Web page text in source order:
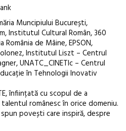
Muncipiului București,
Institutul Cultural Român, 360
de Mâine, EPSON,
Institutul Liszt – Centrul
UNATC_CINETIc – Centrul
în Tehnologii Inovativ
înființată cu scopul de a
românesc în orice domeniu.
povești care inspiră, despre